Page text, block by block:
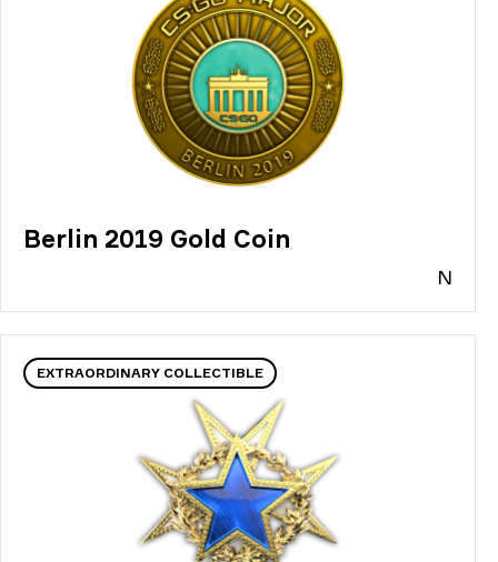
Berlin 2019 Gold Coin
N
EXTRAORDINARY COLLECTIBLE